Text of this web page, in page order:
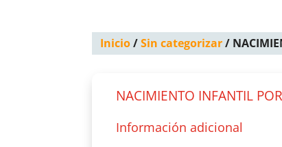
Inicio/Sin categorizar/
NACIMIENTO INFANTIL
Información adicional